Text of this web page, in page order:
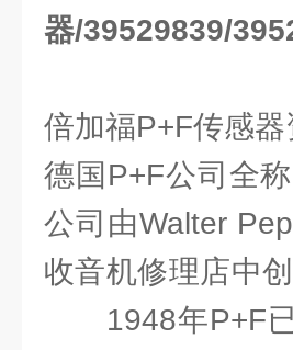
器/39529839/
倍加福P+F传感器
德国P+F公司全
公司由Walter
收音机修理店中
1948年P+F已